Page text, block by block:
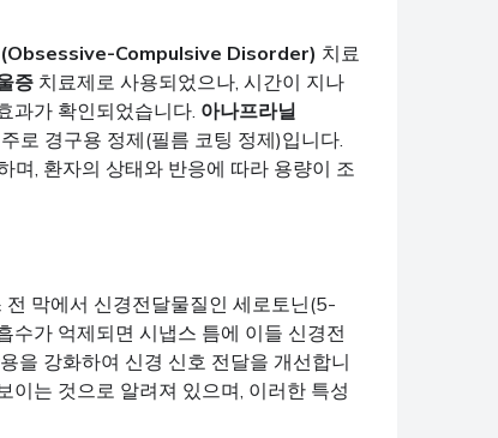
(Obsessive-Compulsive Disorder) 치료
증 치료제로 사용되었으나, 시간이 지나
과가 확인되었습니다. 아나프라닐
로 경구용 정제(필름 코팅 정제)입니다.
며, 환자의 상태와 반응에 따라 용량이 조
전 막에서 신경전달물질인 세로토닌(5-
수가 억제되면 시냅스 틈에 이들 신경전
을 강화하여 신경 신호 전달을 개선합니
이는 것으로 알려져 있으며, 이러한 특성